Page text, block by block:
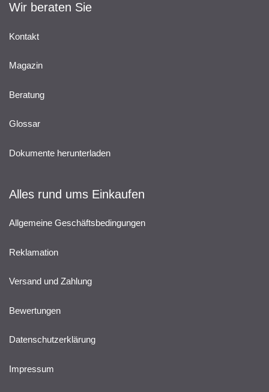
Wir beraten Sie
Kontakt
Magazin
Beratung
Glossar
Dokumente herunterladen
Alles rund ums Einkaufen
Allgemeine Geschäftsbedingungen
Reklamation
Versand und Zahlung
Bewertungen
Datenschutzerklärung
Impressum